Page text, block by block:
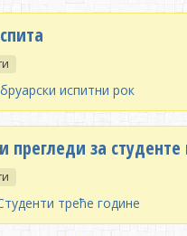
испитни рок
прегледи за
треће године